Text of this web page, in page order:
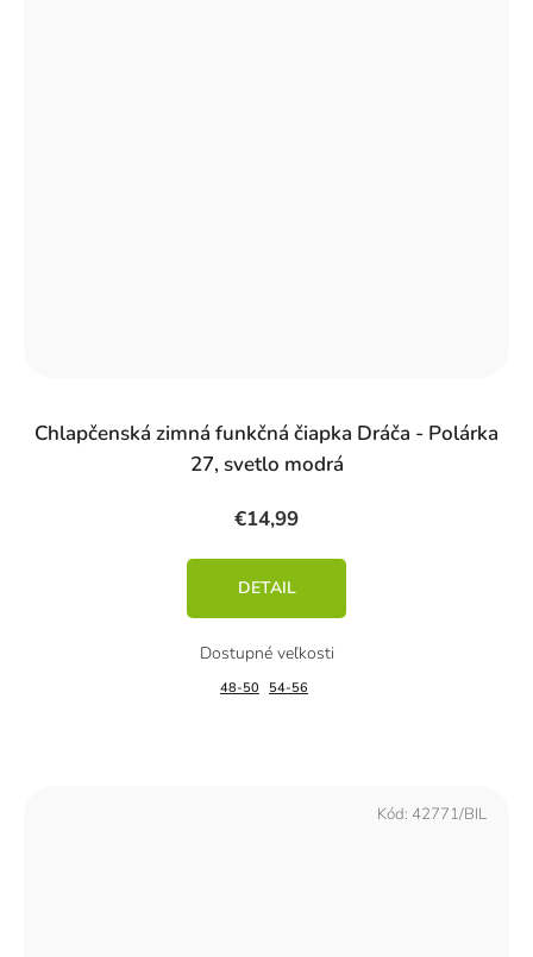
Chlapčenská zimná funkčná čiapka Dráča - Polárka
27, svetlo modrá
€14,99
DETAIL
48-50 54-56
Kód: 42771/BIL